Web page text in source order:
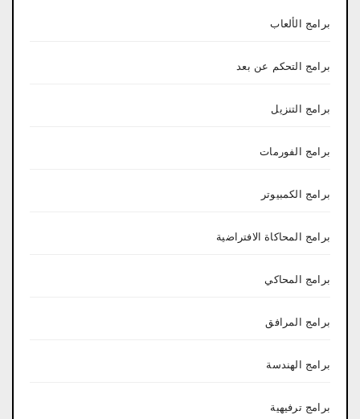
برامج الألعاب
برامج التحكم عن بعد
برامج التنزيل
برامج الفورمات
برامج الكمبيوتر
برامج المحاكاة الافتراضية
برامج المحاكي
برامج المرافق
برامج الهندسة
برامج ترفيهية